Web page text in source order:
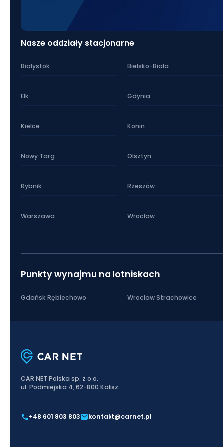
Nasze oddziały stacjonarne
Białystok Bielsko-Biała
Ełk Gdynia
Kielce Konin
Nowy Targ Olsztyn
Rybnik Rzeszów
Warszawa Wrocław
Punkty wynajmu na lotniskach
Gdańsk Rębiechowo Wrocław Strachowice
CAR NET Polska sp. z o.o.
ul. Podmiejska 4, 62-800 Kalisz
+48 601 803 803 kontakt@carnet.pl